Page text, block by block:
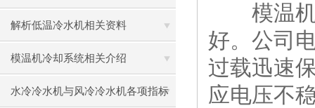
解析低温冷水机相关资料
模温机冷却系统相关介绍
水冷冷水机与风冷冷水机各项指标
模温机
好。公司
过载迅速
应电压不